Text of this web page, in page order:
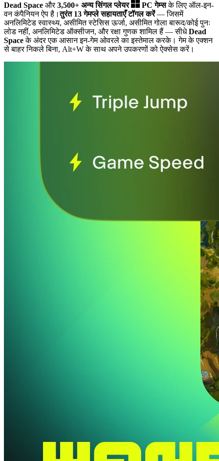
Dead Space और3,500+ अन्य सिंगल प्लेयर PC गेम्सके लिए ऑल-इन-
वन कंपैनियन ऐप है।तुरंत 13 गेमप्ले सहायताएँ टॉगल करें— जिसमें
अनलिमिटेड स्वास्थ्य, असीमित स्टेसिस ऊर्जा, असीमित गोला बारूद/कोई पुनः
लोड नहीं, अनलिमिटेड ऑक्सीजन, और रक्षा गुणक शामिल हैं — सीधेDead
Spaceके अंदर एक आसान इन-गेम ओवरले का इस्तेमाल करके। गेम के एक्शन
से बाहर निकले बिना, Alt+W के साथ अपने उपकरणों को ऐक्सेस करें।